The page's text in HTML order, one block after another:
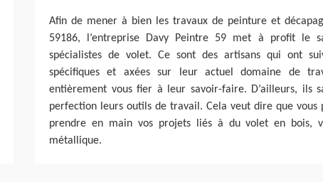
Afin de mener à bien les travaux de peinture et
59186, l’entreprise Davy Peintre 59 met à profit le
spécialistes de volet. Ce sont des artisans qui ont
spécifiques et axées sur leur actuel domaine de
entièrement vous fier à leur savoir-faire. D’ailleurs, ils
perfection leurs outils de travail. Cela veut dire que vous
prendre en main vos projets liés à du volet en bois,
métallique.